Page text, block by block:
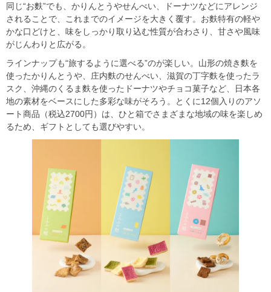
同じ“お麩”でも、かりんとうやせんべい、ドーナツなどにアレンジ
されることで、これまでのイメージを大きく覆す。お麩特有の軽や
かな口どけと、味をしっかり取り込む性質が合わさり、甘さや風味
がじんわりと広がる。
ラインナップも“旅するように選べる”のが楽しい。山形の焼き麩を
使ったかりんとうや、庄内麩のせんべい、滋賀の丁字麩を使ったラ
スク、沖縄のくるま麩を使ったドーナツやチョコ菓子など、日本各
地の素材をベースにした多彩な味がそろう。とくに12個入りのアソ
ート商品（税込2700円）は、ひと箱でさまざまな地域の味を楽しめ
るため、ギフトとしても選びやすい。